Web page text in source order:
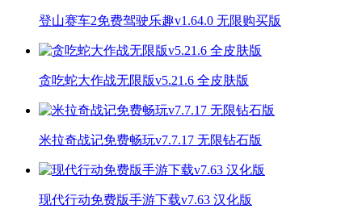
登山赛车2免费驾驶乐趣v1.64.0 无限购买版
贪吃蛇大作战无限版v5.21.6 全皮肤版
米拉奇战记免费畅玩v7.7.17 无限钻石版
现代行动免费版手游下载v7.63 汉化版